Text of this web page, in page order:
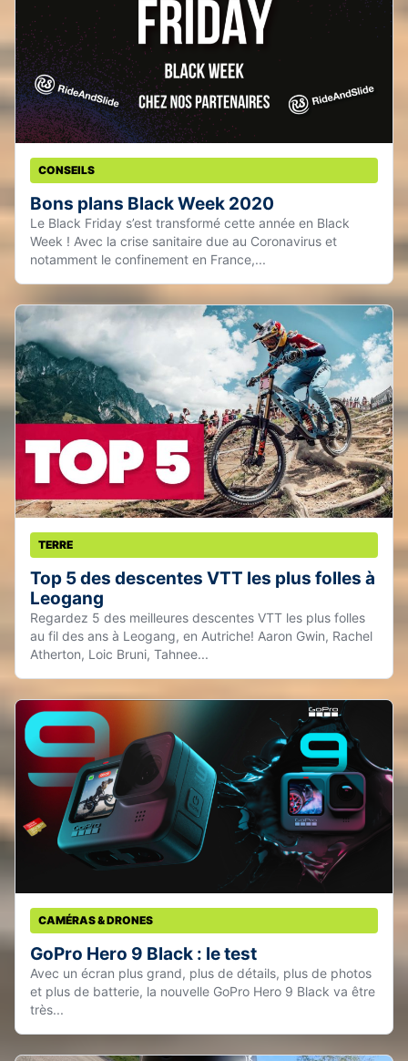
CONSEILS
Bons plans Black Week 2020
Le Black Friday s’est transformé cette année en Black
Week ! Avec la crise sanitaire due au Coronavirus et
notamment le confinement en France,...
TERRE
Top 5 des descentes VTT les plus folles à
Leogang
Regardez 5 des meilleures descentes VTT les plus folles
au fil des ans à Leogang, en Autriche! Aaron Gwin, Rachel
Atherton, Loic Bruni, Tahnee...
CAMÉRAS & DRONES
GoPro Hero 9 Black : le test
Avec un écran plus grand, plus de détails, plus de photos
et plus de batterie, la nouvelle GoPro Hero 9 Black va être
très...